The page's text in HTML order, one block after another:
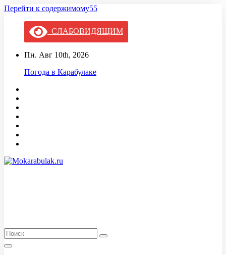
Перейти к содержимому55
СЛАБОВИДЯЩИМ
Пн. Авг 10th, 2026
Погода в Карабулаке